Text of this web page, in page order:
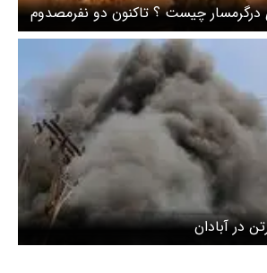
چیست ؟ تاکنون دو نفرمصدوم
در آبادان